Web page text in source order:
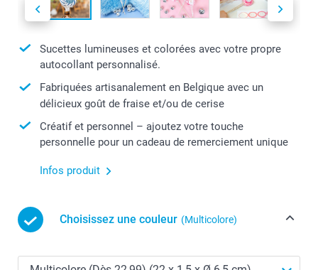
Sucettes lumineuses et colorées avec votre propre
autocollant personnalisé.
Fabriquées artisanalement en Belgique avec un
délicieux goût de fraise et/ou de cerise
Créatif et personnel – ajoutez votre touche
personnelle pour un cadeau de remerciement unique
Infos produit
Choisissez une couleur (Multicolore)